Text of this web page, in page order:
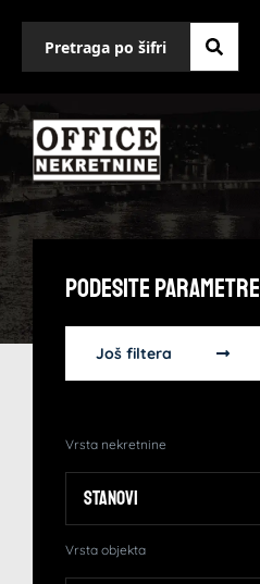
Podesite Parametre
Još filtera
Vrsta nekretnine
Vrsta objekta